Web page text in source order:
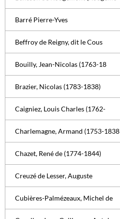
Barré Pierre-Yves
Beffroy de Reigny, dit le Cous
Bouilly, Jean-Nicolas (1763-18
Brazier, Nicolas (1783-1838)
Caigniez, Louis Charles (1762-
Charlemagne, Armand (1753-1838
Chazet, René de (1774-1844)
Creuzé de Lesser, Auguste
Cubières-Palmézeaux, Michel de